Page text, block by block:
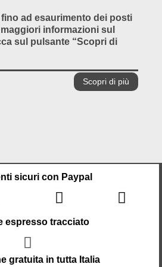
ad esaurimento dei posti
informazioni sul
sul pulsante “Scopri di
Scopri di più
sicuri con Paypal
espresso tracciato
gratuita in tutta Italia